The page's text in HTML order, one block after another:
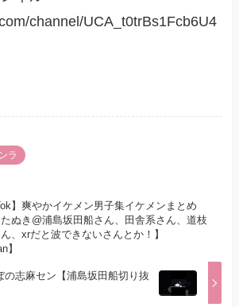
channel/UCA_t0trBs1Fcb6U4
ラ
】爽やかイケメン男子集イケメンまとめ
たぬき@浦島坂田船さん、田舎系さん、道枝
、xrだと波できないさんとか！】
】
の志麻セン【浦島坂田船切り抜